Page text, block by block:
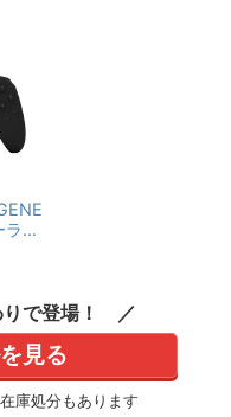
ー
タム
ント
ング
ー
で登場！
見る
庫処分もあります